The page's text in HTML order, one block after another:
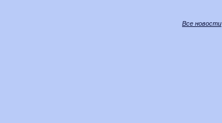
Все новости